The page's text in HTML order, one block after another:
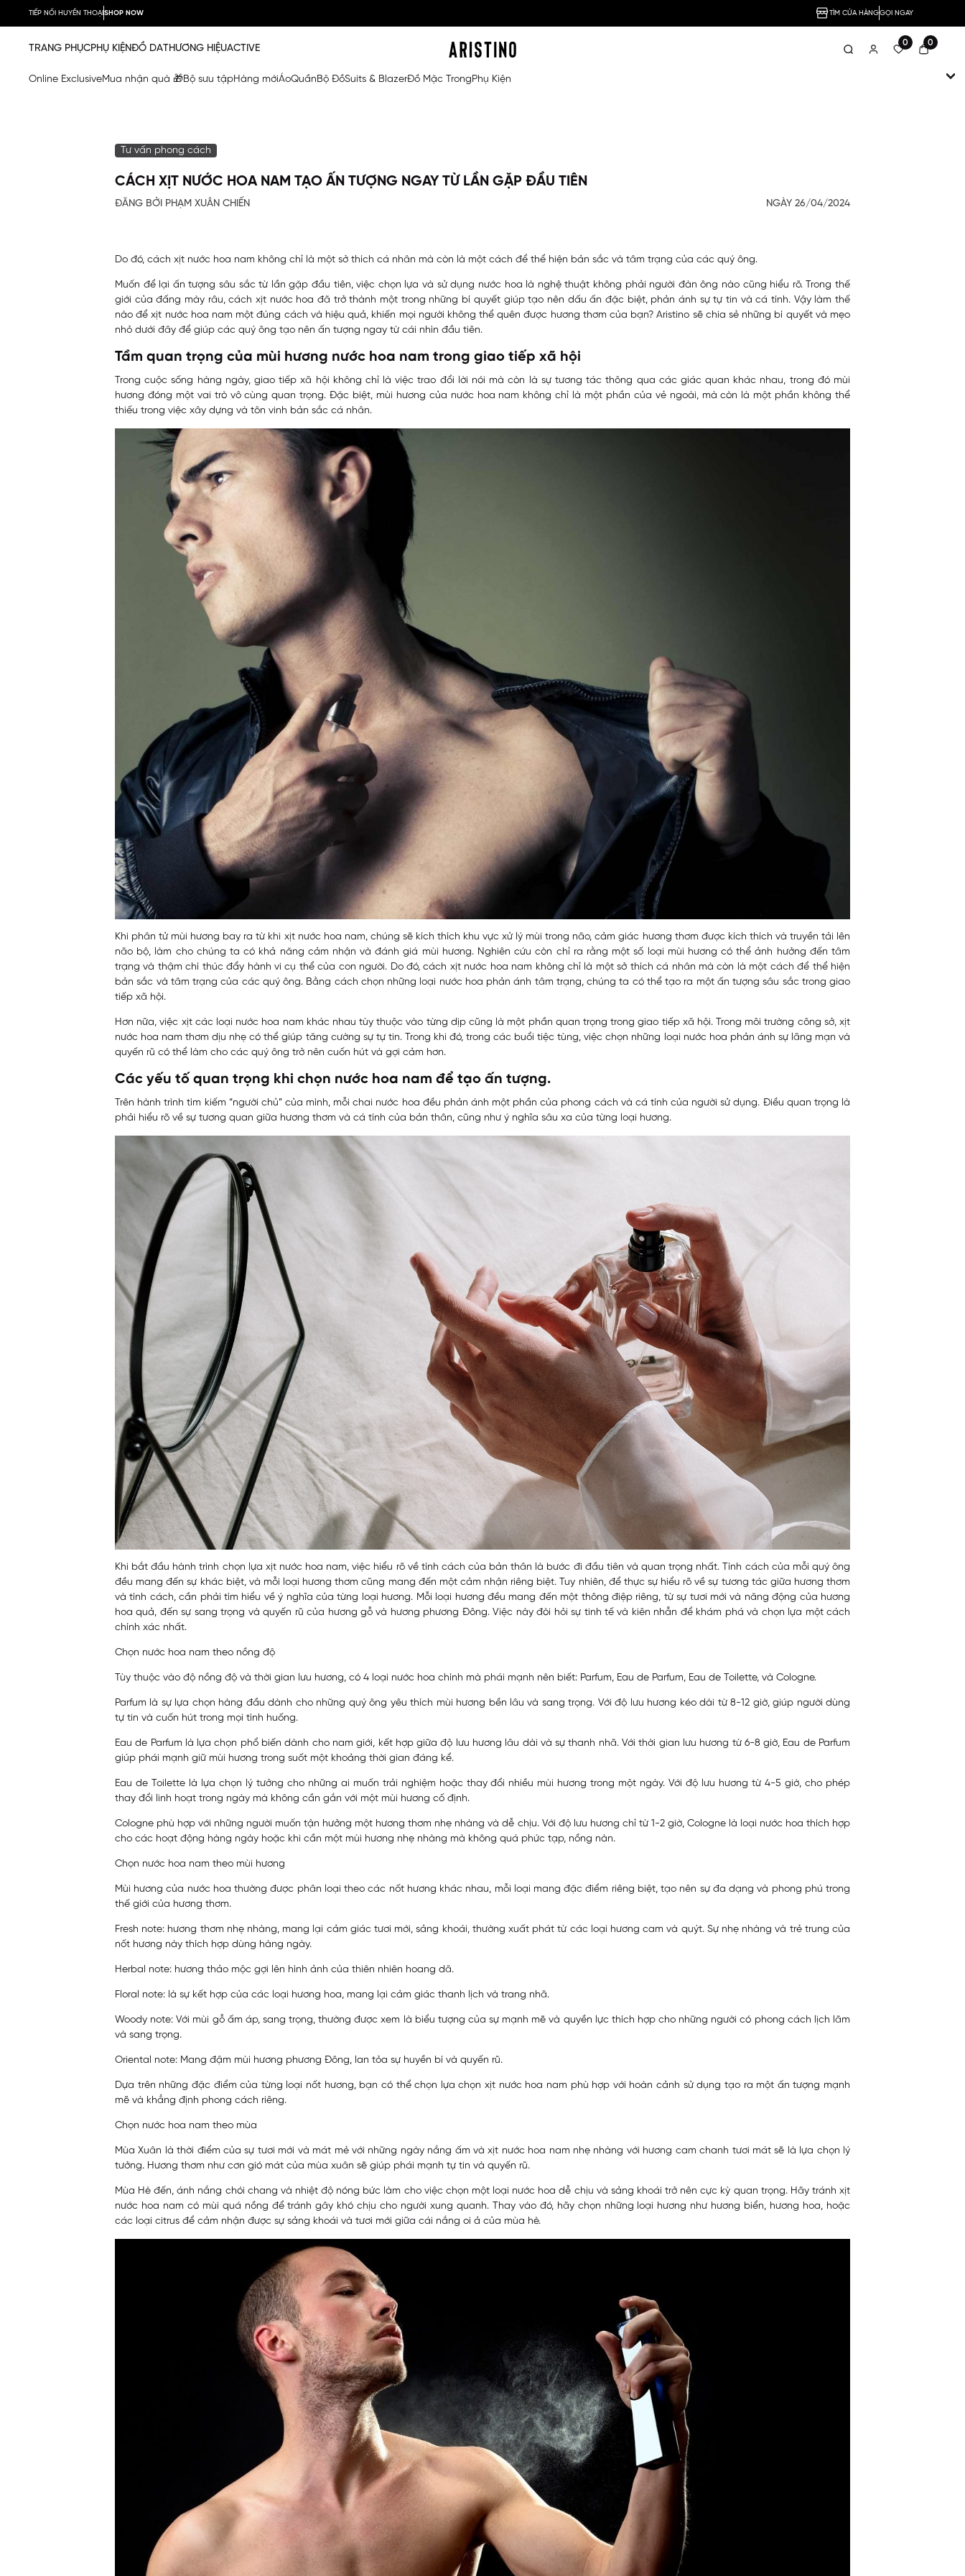
TIẾP NỐI HUYỀN THOẠISHOP NOW TÌM CỬA HÀNGGỌI NGAY
0 0
TRANG PHỤCPHỤ KIỆNĐỒ DATHƯƠNG HIỆUACTIVE
Online ExclusiveMua nhận quà 🎁Bộ sưu tậpHàng mớiÁoQuầnBộ ĐồSuits & BlazerĐồ Mặc TrongPhụ Kiện
Tư vấn phong cách
CÁCH XỊT NƯỚC HOA NAM TẠO ẤN TƯỢNG NGAY TỪ LẦN GẶP ĐẦU TIÊN
ĐĂNG BỞI PHẠM XUÂN CHIẾN NGÀY 26/04/2024
Do đó, cách xịt nước hoa nam không chỉ là một sở thích cá nhân mà còn là một cách để thể hiện bản sắc và tâm trạng của các quý ông.
Muốn để lại ấn tượng sâu sắc từ lần gặp đầu tiên, việc chọn lựa và sử dụng nước hoa là nghệ thuật không phải người đàn ông nào cũng hiểu rõ. Trong thế
giới của đấng mày râu, cách xịt nước hoa đã trở thành một trong những bí quyết giúp tạo nên dấu ấn đặc biệt, phản ánh sự tự tin và cá tính. Vậy làm thế
nào để xịt nước hoa nam một đúng cách và hiệu quả, khiến mọi người không thể quên được hương thơm của bạn?Aristino sẽ chia sẻ những bí quyết và mẹo
nhỏ dưới đây để giúp các quý ông tạo nên ấn tượng ngay từ cái nhìn đầu tiên.
Tầm quan trọng của mùi hương nước hoa nam trong giao tiếp xã hội
Trong cuộc sống hàng ngày, giao tiếp xã hội không chỉ là việc trao đổi lời nói mà còn là sự tương tác thông qua các giác quan khác nhau, trong đó mùi
hương đóng một vai trò vô cùng quan trọng. Đặc biệt, mùi hương của nước hoa nam không chỉ là một phần của vẻ ngoài, mà còn là một phần không thể
thiếu trong việc xây dựng và tôn vinh bản sắc cá nhân.
Khi phân tử mùi hương bay ra từ khi xịt nước hoa nam, chúng sẽ kích thích khu vực xử lý mùi trong não, cảm giác hương thơm được kích thích và truyền tải lên
não bộ, làm cho chúng ta có khả năng cảm nhận và đánh giá mùi hương. Nghiên cứu còn chỉ ra rằng một số loại mùi hương có thể ảnh hưởng đến tâm
trạng và thậm chí thúc đẩy hành vi cụ thể của con người. Do đó, cách xịt nước hoa nam không chỉ là một sở thích cá nhân mà còn là một cách để thể hiện
bản sắc và tâm trạng của các quý ông. Bằng cách chọn những loại nước hoa phản ánh tâm trạng, chúng ta có thể tạo ra một ấn tượng sâu sắc trong giao
tiếp xã hội.
Hơn nữa, việc xịt các loại nước hoa nam khác nhau tùy thuộc vào từng dịp cũng là một phần quan trọng trong giao tiếp xã hội. Trong môi trường công sở, xịt
nước hoa nam thơm dịu nhẹ có thể giúp tăng cường sự tự tin. Trong khi đó, trong các buổi tiệc tùng, việc chọn những loại nước hoa phản ánh sự lãng mạn và
quyến rũ có thể làm cho các quý ông trở nên cuốn hút và gợi cảm hơn.
Các yếu tố quan trọng khi chọn nước hoa nam để tạo ấn tượng.
Trên hành trình tìm kiếm “người chủ” của mình, mỗi chai nước hoa đều phản ánh một phần của phong cách và cá tính của người sử dụng. Điều quan trọng là
phải hiểu rõ về sự tương quan giữa hương thơm và cá tính của bản thân, cũng như ý nghĩa sâu xa của từng loại hương.
Khi bắt đầu hành trình chọn lựa xịt nước hoa nam, việc hiểu rõ về tính cách của bản thân là bước đi đầu tiên và quan trọng nhất. Tính cách của mỗi quý ông
đều mang đến sự khác biệt, và mỗi loại hương thơm cũng mang đến một cảm nhận riêng biệt. Tuy nhiên, để thực sự hiểu rõ về sự tương tác giữa hương thơm
và tính cách, cần phải tìm hiểu về ý nghĩa của từng loại hương. Mỗi loại hương đều mang đến một thông điệp riêng, từ sự tươi mới và năng động của hương
hoa quả, đến sự sang trọng và quyến rũ của hương gỗ và hương phương Đông. Việc này đòi hỏi sự tinh tế và kiên nhẫn để khám phá và chọn lựa một cách
chính xác nhất.
Chọn nước hoa nam theo nồng độ
Tùy thuộc vào độ nồng độ và thời gian lưu hương, có 4 loại nước hoa chính mà phái mạnh nên biết: Parfum, Eau de Parfum, Eau de Toilette, và Cologne.
Parfum là sự lựa chọn hàng đầu dành cho những quý ông yêu thích mùi hương bền lâu và sang trọng. Với độ lưu hương kéo dài từ 8-12 giờ, giúp người dùng
tự tin và cuốn hút trong mọi tình huống.
Eau de Parfum là lựa chọn phổ biến dành cho nam giới, kết hợp giữa độ lưu hương lâu dài và sự thanh nhã. Với thời gian lưu hương từ 6-8 giờ, Eau de Parfum
giúp phái mạnh giữ mùi hương trong suốt một khoảng thời gian đáng kể.
Eau de Toilette là lựa chọn lý tưởng cho những ai muốn trải nghiệm hoặc thay đổi nhiều mùi hương trong một ngày. Với độ lưu hương từ 4-5 giờ, cho phép
thay đổi linh hoạt trong ngày mà không cần gắn với một mùi hương cố định.
Cologne phù hợp với những người muốn tận hưởng một hương thơm nhẹ nhàng và dễ chịu. Với độ lưu hương chỉ từ 1-2 giờ, Cologne là loại nước hoa thích hợp
cho các hoạt động hàng ngày hoặc khi cần một mùi hương nhẹ nhàng mà không quá phức tạp, nồng nàn.
Chọn nước hoa nam theo mùi hương
Mùi hương của nước hoa thường được phân loại theo các nốt hương khác nhau, mỗi loại mang đặc điểm riêng biệt, tạo nên sự đa dạng và phong phú trong
thế giới của hương thơm.
Fresh note: hương thơm nhẹ nhàng, mang lại cảm giác tươi mới, sảng khoái, thường xuất phát từ các loại hương cam và quýt. Sự nhẹ nhàng và trẻ trung của
nốt hương này thích hợp dùng hàng ngày.
Herbal note: hương thảo mộc gợi lên hình ảnh của thiên nhiên hoang dã.
Floral note: là sự kết hợp của các loại hương hoa, mang lại cảm giác thanh lịch và trang nhã.
Woody note: Với mùi gỗ ấm áp, sang trọng, thường được xem là biểu tượng của sự mạnh mẽ và quyền lực thích hợp cho những người có phong cách lịch lãm
và sang trọng.
Oriental note: Mang đậm mùi hương phương Đông, lan tỏa sự huyền bí và quyến rũ.
Dựa trên những đặc điểm của từng loại nốt hương, bạn có thể chọn lựa chọn xịt nước hoa nam phù hợp với hoàn cảnh sử dụng tạo ra một ấn tượng mạnh
mẽ và khẳng định phong cách riêng.
Chọn nước hoa nam theo mùa
Mùa Xuân là thời điểm của sự tươi mới và mát mẻ với những ngày nắng ấm và xịt nước hoa nam nhẹ nhàng với hương cam chanh tươi mát sẽ là lựa chọn lý
tưởng. Hương thơm như cơn gió mát của mùa xuân sẽ giúp phái mạnh tự tin và quyến rũ.
Mùa Hè đến, ánh nắng chói chang và nhiệt độ nóng bức làm cho việc chọn một loại nước hoa dễ chịu và sảng khoái trở nên cực kỳ quan trọng. Hãy tránh xịt
nước hoa nam có mùi quá nồng để tránh gây khó chịu cho người xung quanh. Thay vào đó, hãy chọn những loại hương như hương biển, hương hoa, hoặc
các loại citrus để cảm nhận được sự sảng khoái và tươi mới giữa cái nắng oi ả của mùa hè.